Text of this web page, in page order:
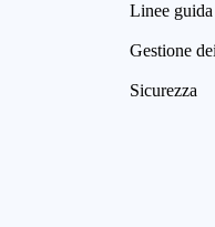
Linee
Gestione
Sicurezza